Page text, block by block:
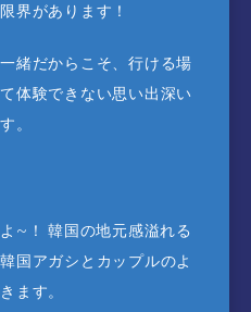
界があります！
緒だからこそ、行ける場
体験できない思い出深い
。
~！ 韓国の地元感溢れる
国アガシとカップルのよ
ます。